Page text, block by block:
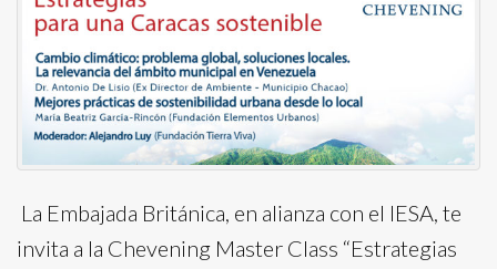
​ La Embajada Británica, en alianza con el IESA, te
invita a la Chevening Master Class “Estrategias